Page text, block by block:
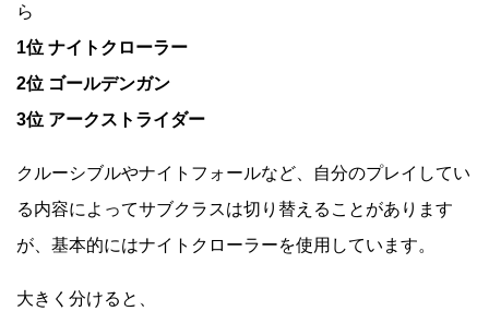
ら
1位 ナイトクローラー
2位 ゴールデンガン
3位 アークストライダー
クルーシブルやナイトフォールなど、自分のプレイしてい
る内容によってサブクラスは切り替えることがあります
が、基本的にはナイトクローラーを使用しています。
大きく分けると、